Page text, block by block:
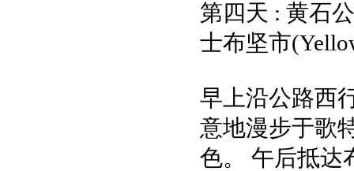
第四天 : 黄石
士布坚市
早上沿公路西
意地漫步于歌
色。 午后抵达